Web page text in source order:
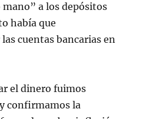
a los depósitos
había que
cuentas bancarias en
el dinero fuimos
confirmamos la